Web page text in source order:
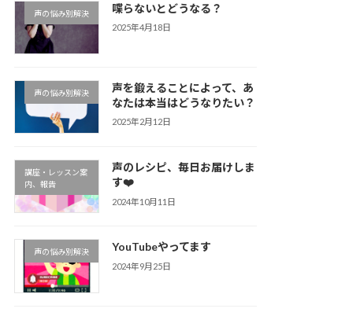
声の悩み別解決 喋らないとどうなる？
2025年4月18日
声の悩み別解決
声を鍛えることによって、あ
なたは本当はどうなりたい？
2025年2月12日
講座・レッスン案
内、報告
声のレシピ、毎日お届けしま
す❤️
2024年10月11日
声の悩み別解決 YouTubeやってます
2024年9月25日